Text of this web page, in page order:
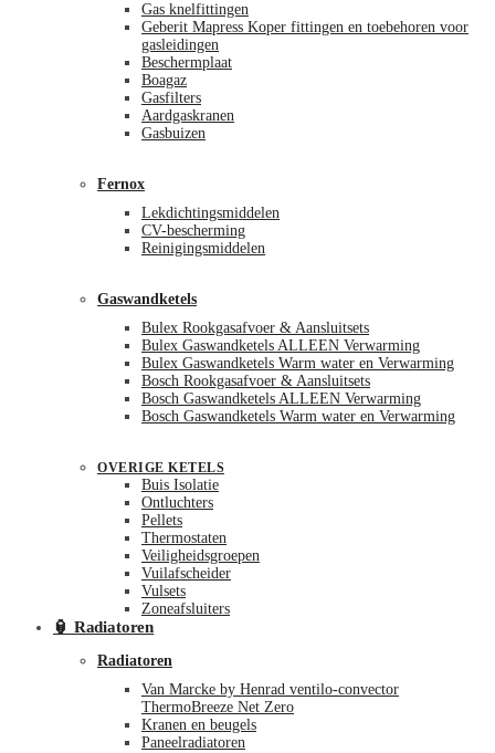
Gas knelfittingen
Geberit Mapress Koper fittingen en toebehoren voor
gasleidingen
Beschermplaat
Boagaz
Gasfilters
Aardgaskranen
Gasbuizen
Fernox
Lekdichtingsmiddelen
CV-bescherming
Reinigingsmiddelen
Gaswandketels
Bulex Rookgasafvoer & Aansluitsets
Bulex Gaswandketels ALLEEN Verwarming
Bulex Gaswandketels Warm water en Verwarming
Bosch Rookgasafvoer & Aansluitsets
Bosch Gaswandketels ALLEEN Verwarming
Bosch Gaswandketels Warm water en Verwarming
OVERIGE KETELS
Buis Isolatie
Ontluchters
Pellets
Thermostaten
Veiligheidsgroepen
Vuilafscheider
Vulsets
Zoneafsluiters
🏮 Radiatoren
Radiatoren
Van Marcke by Henrad ventilo-convector
ThermoBreeze Net Zero
Kranen en beugels
Paneelradiatoren